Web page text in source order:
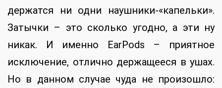
держатся ни одни наушники-«капельки».
Затычки – это сколько угодно, а эти ну
никак. И именно EarPods – приятное
исключение, отлично держащееся в ушах.
Но в данном случае чуда не произошло: